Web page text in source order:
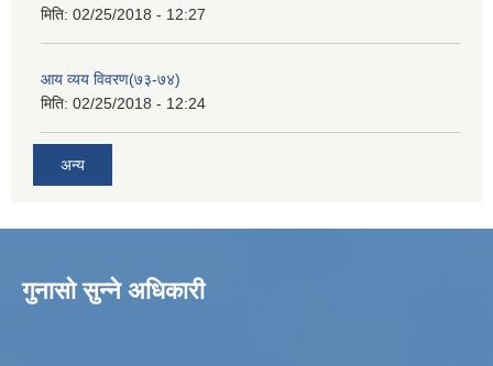
मिति: 02/25/2018 - 12:27
आय व्यय विवरण(७३-७४)
मिति: 02/25/2018 - 12:24
अन्य
गुनासो सुन्ने अधिकारी